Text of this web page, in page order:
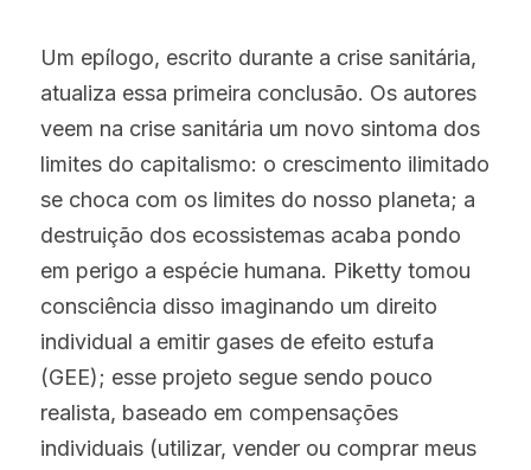
Um epílogo, escrito durante a crise sanitária,
atualiza essa primeira conclusão. Os autores
veem na crise sanitária um novo sintoma dos
limites do capitalismo: o crescimento ilimitado
se choca com os limites do nosso planeta; a
destruição dos ecossistemas acaba pondo
em perigo a espécie humana. Piketty tomou
consciência disso imaginando um direito
individual a emitir gases de efeito estufa
(GEE); esse projeto segue sendo pouco
realista, baseado em compensações
individuais (utilizar, vender ou comprar meus